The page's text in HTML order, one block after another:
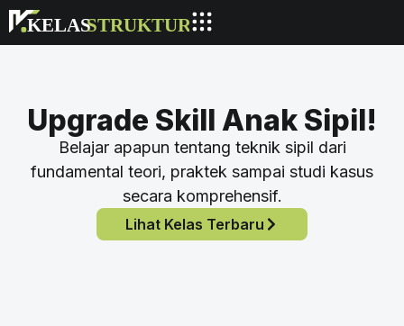
Upgrade Skill Anak Sipil!
Belajar apapun tentang teknik sipil dari
fundamental teori, praktek sampai studi kasus
secara komprehensif.
Lihat Kelas Terbaru